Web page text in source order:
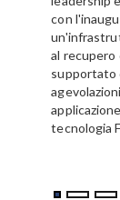
con
al
supportato
tecnologia